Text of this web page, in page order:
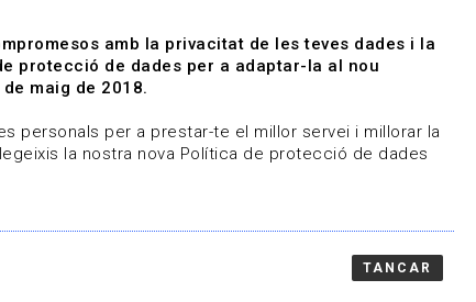
Contacte
amb la privacitat de les teves dades i la
protecció de dades per a adaptar-la al nou
maig de 2018.
personals per a prestar-te el millor servei i millorar la
la nostra nova Política de protecció de dades
TANCAR